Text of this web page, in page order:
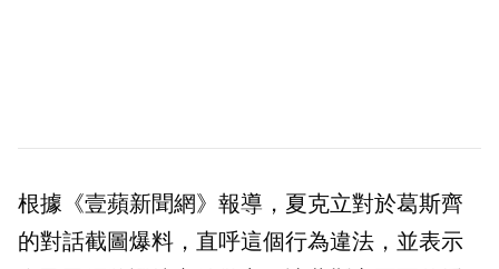
根據《壹蘋新聞網》報導，夏克立對於葛斯齊
的對話截圖爆料，直呼這個行為違法，並表示